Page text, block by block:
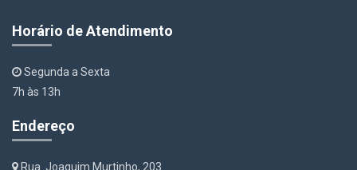
Horário de Atendimento
Segunda a Sexta
7h às 13h
Endereço
Rua. Joaquim Murtinho, 203